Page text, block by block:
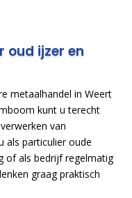
oud ijzer en
metaalhandel in Weert
kunt u terecht
van
als particulier oude
of als bedrijf regelmatig
graag praktisch